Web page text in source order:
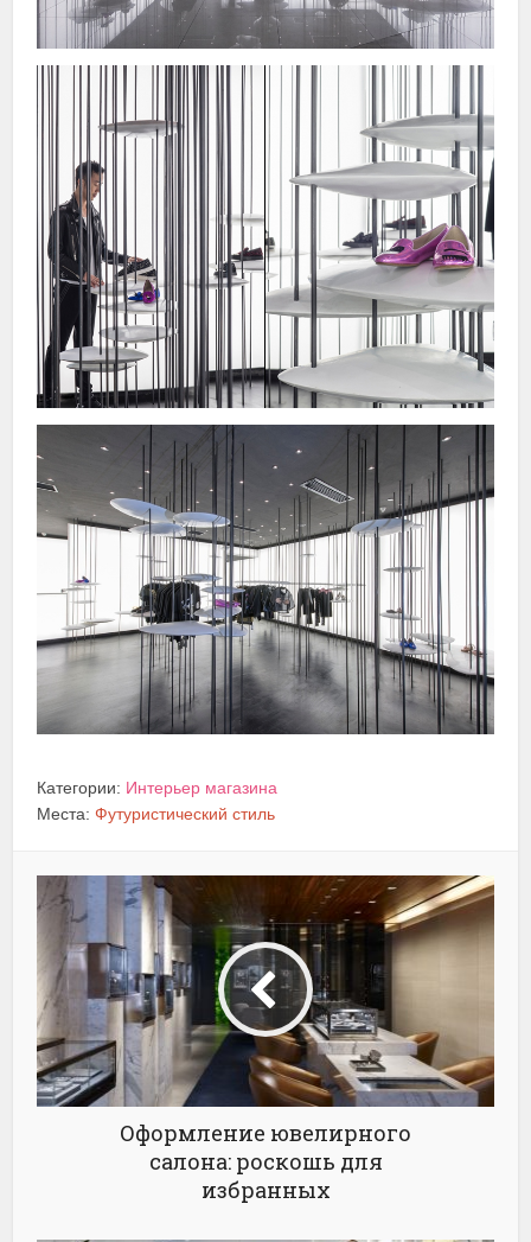
Категории: Интерьер магазина
Места:Футуристический стиль
Оформление ювелирного
салона: роскошь для
избранных